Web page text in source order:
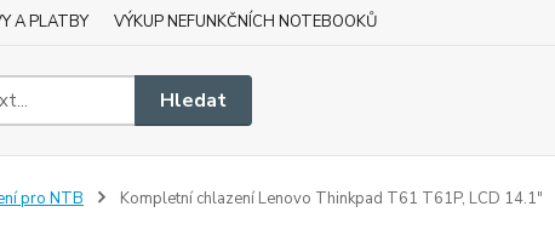
A PLATBY VÝKUP NEFUNKČNÍCH NOTEBOOKŮ
Hledat
pro NTB Kompletní chlazení Lenovo Thinkpad T61 T61P, LCD 14.1"